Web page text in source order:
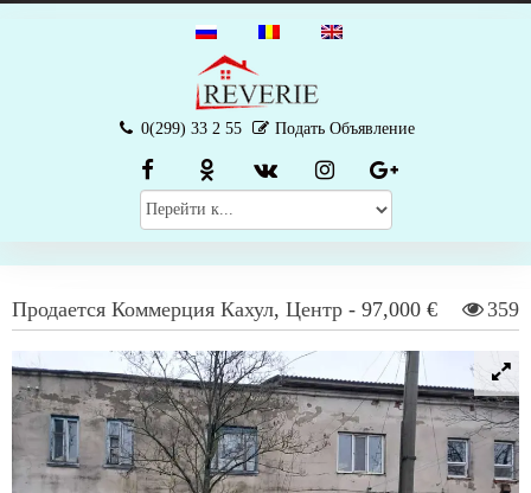
0(299) 33 2 55 Подать Объявление
Продается Коммерция Кахул, Центр - 97,000 € 359